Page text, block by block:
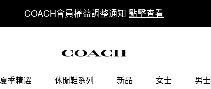
COACH會員權益調整通知 點擊查看
夏季精選 休閒鞋系列 新品 女士 男士